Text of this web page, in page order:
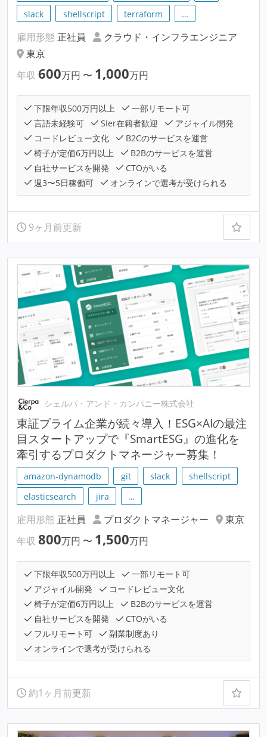
slack
shellscript terraform …
雇用形態 正社員
クラウド・インフラエンジニア
東京
年収 600万円 〜 1,000万円
下限年収500万円以上
一部リモート可
言語未経験可
SIer在籍者歓迎
アジャイル開発
コードレビュー文化
B2Cのサービスを運営
椅子が定価6万円以上
B2Bのサービスを運営
自社サービスを開発
CTOがいる
週3〜5日稼働可
オンラインで選考が受けられる
9ヶ月前更新
シェルパ・アンド・カンパニー株式会社
東証プライム企業が続々導入！ESG×AIの最注
目スタートアップで『SmartESG』の進化を
牽引するプロダクトマネージャー募集！
amazon-dynamodb git slack
shellscript
elasticsearch
jira …
雇用形態 正社員 プロダクトマネージャー
東京
年収 800万円 〜 1,500万円
下限年収500万円以上
一部リモート可
アジャイル開発
コードレビュー文化
椅子が定価6万円以上
B2Bのサービスを運営
自社サービスを開発
CTOがいる
フルリモート可
副業制度あり
オンラインで選考が受けられる
約1ヶ月前更新